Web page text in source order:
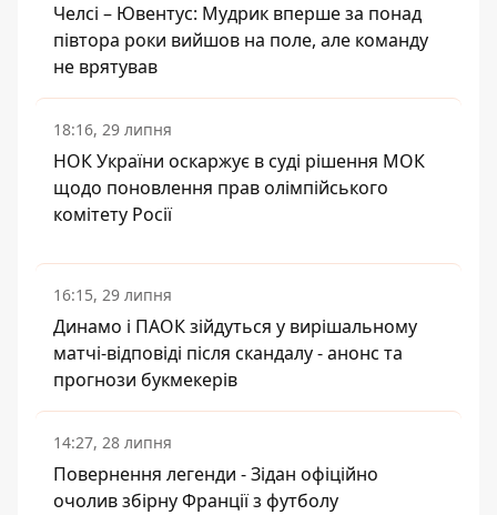
Челсі – Ювентус: Мудрик вперше за понад
півтора роки вийшов на поле, але команду
не врятував
18:16, 29 липня
НОК України оскаржує в суді рішення МОК
щодо поновлення прав олімпійського
комітету Росії
16:15, 29 липня
Динамо і ПАОК зійдуться у вирішальному
матчі-відповіді після скандалу - анонс та
прогнози букмекерів
14:27, 28 липня
Повернення легенди - Зідан офіційно
очолив збірну Франції з футболу